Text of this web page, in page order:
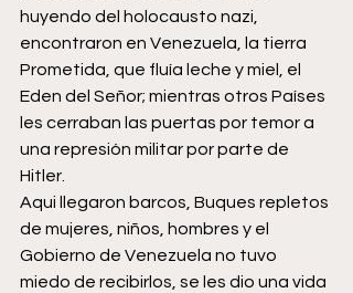
huyendo del holocausto nazi,
encontraron en Venezuela, la tierra
Prometida, que fluía leche y miel, el
Eden del Señor; mientras otros Países
les cerraban las puertas por temor a
una represión militar por parte de
Hitler.
Aqui llegaron barcos, Buques repletos
de mujeres, niños, hombres y el
Gobierno de Venezuela no tuvo
miedo de recibirlos, se les dio una vida